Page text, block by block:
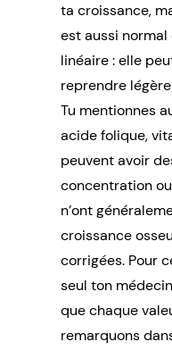
ta croissance,
est aussi
linéaire : elle
reprendre
Tu mentionnes
acide folique,
peuvent avoir
concentration
n’ont
croissance
corrigées. Pour
seul ton
que chaque
remarquons